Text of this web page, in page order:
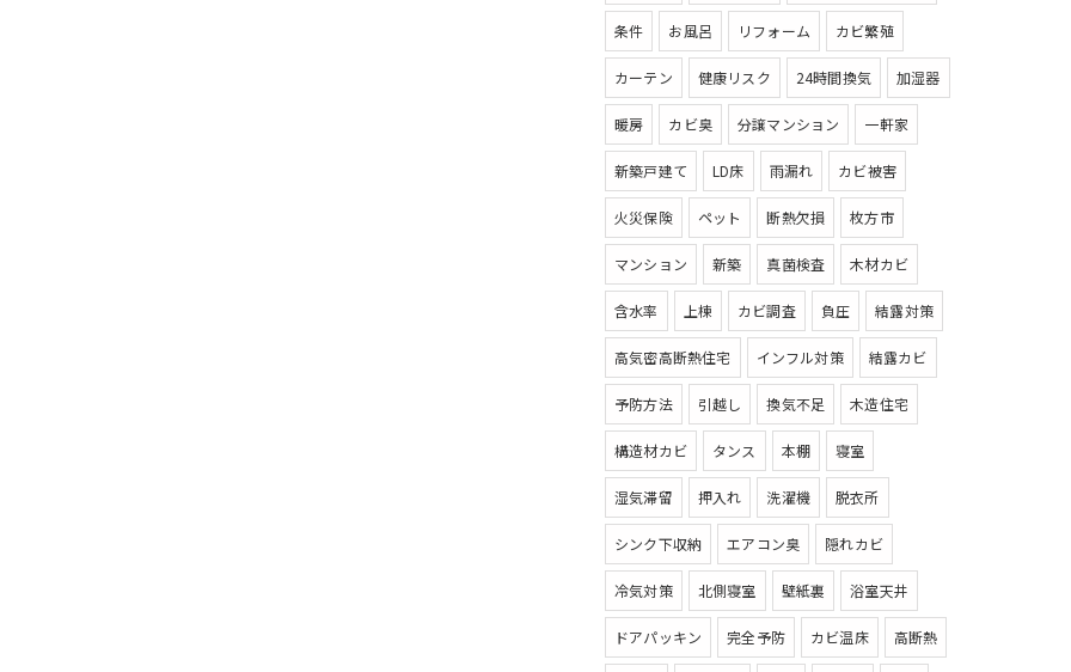
条件 お風呂 リフォーム カビ繁殖
カーテン 健康リスク 24時間換気 加湿器
暖房 カビ臭 分譲マンション 一軒家
新築戸建て LD床 雨漏れ カビ被害
火災保険 ペット 断熱欠損 枚方市
マンション 新築 真菌検査 木材カビ
含水率 上棟 カビ調査 負圧 結露対策
高気密高断熱住宅 インフル対策 結露カビ
予防方法 引越し 換気不足 木造住宅
構造材カビ タンス 本棚 寝室
湿気滞留 押入れ 洗濯機 脱衣所
シンク下収納 エアコン臭 隠れカビ
冷気対策 北側寝室 壁紙裏 浴室天井
ドアパッキン 完全予防 カビ温床 高断熱